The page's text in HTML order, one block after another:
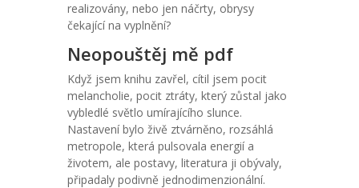
realizovány, nebo jen náčrty, obrysy
čekající na vyplnění?
Neopouštěj mě pdf
Když jsem knihu zavřel, cítil jsem pocit
melancholie, pocit ztráty, který zůstal jako
vybledlé světlo umírajícího slunce.
Nastavení bylo živě ztvárněno, rozsáhlá
metropole, která pulsovala energií a
životem, ale postavy, literatura ji obývaly,
připadaly podivně jednodimenzionální.